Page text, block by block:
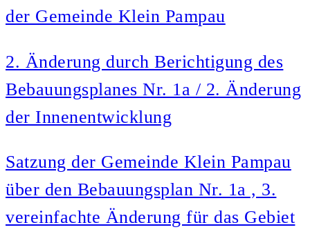
der Gemeinde Klein Pampau
2. Änderung durch Berichtigung des
Bebauungsplanes Nr. 1a / 2. Änderung
der Innenentwicklung
Satzung der Gemeinde Klein Pampau
über den Bebauungsplan Nr. 1a , 3.
vereinfachte Änderung für das Gebiet